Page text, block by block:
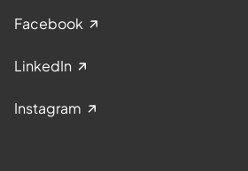
Facebook
LinkedIn
Instagram